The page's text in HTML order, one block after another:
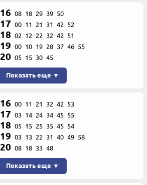
16 08 18 29 39 50
17 00 11 21 31 42 52
18 02 12 22 32 42 51
19 00 10 19 28 37 46 55
20 05 15 30 45
Показать еще ▼
16 00 11 21 32 42 53
17 03 14 24 34 45 55
18 05 15 25 35 45 54
19 03 13 22 31 40 49 58
20 08 18 33 48
Показать еще ▼